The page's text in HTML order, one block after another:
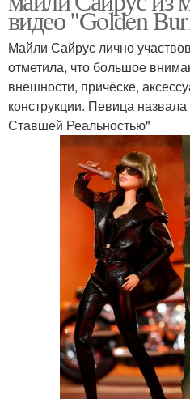
видео "Golden
Майли Сайрус лично
отметила, что большое
внешности, причёске,
конструкции. Певица
Ставшей Реальностью"